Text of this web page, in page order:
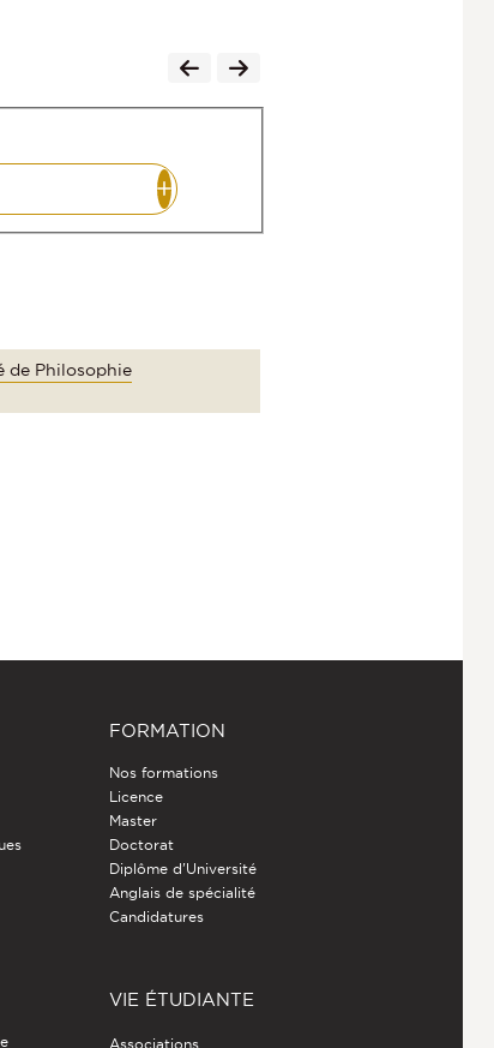
de Philosophie
FORMATION
Nos formations
Licence
Master
Doctorat
Diplôme d'Université
Anglais de spécialité
Candidatures
VIE ÉTUDIANTE
Associations